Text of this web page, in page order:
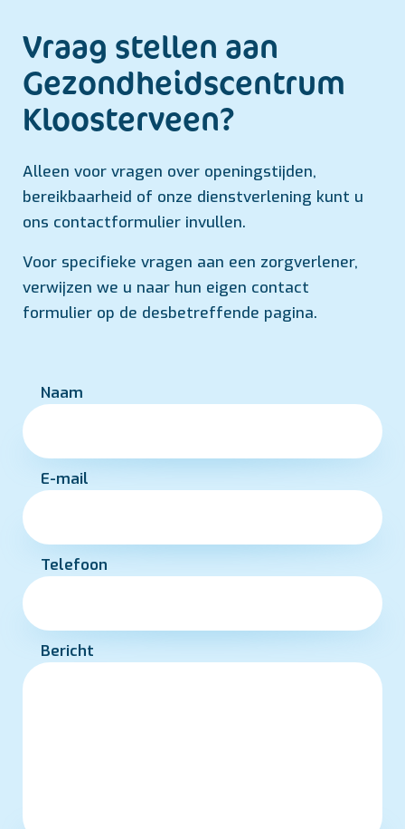
Vraag stellen aan
Gezondheids­centrum
Kloosterveen?
Alleen voor vragen over openingstijden,
bereikbaarheid of onze dienstverlening kunt u
ons contactformulier invullen.
Voor specifieke vragen aan een zorgverlener,
verwijzen we u naar hun eigen contact
formulier op de desbetreffende pagina.
Naam
E-mail
Telefoon
Bericht